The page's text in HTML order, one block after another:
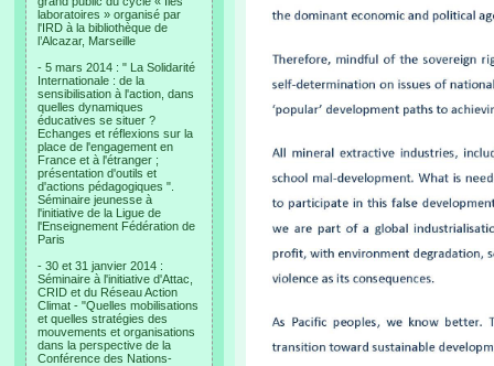
laboratoires » organisé par
l'IRD à la bibliothèque de
l’Alcazar, Marseille
- 5 mars 2014 : " La Solidarité
Internationale : de la
sensibilisation à l'action, dans
quelles dynamiques
éducatives se situer ?
Echanges et réflexions sur la
place de l'engagement en
France et à l'étranger ;
présentation d'outils et
d'actions pédagogiques ".
Séminaire jeunesse à
l'initiative de la Ligue de
l'Enseignement Fédération de
Paris
- 30 et 31 janvier 2014 :
Séminaire à l'initiative d'Attac,
CRID et du Réseau Action
Climat - "Quelles mobilisations
et quelles stratégies des
mouvements et organisations
dans la perspective de la
Conférence des Nations-